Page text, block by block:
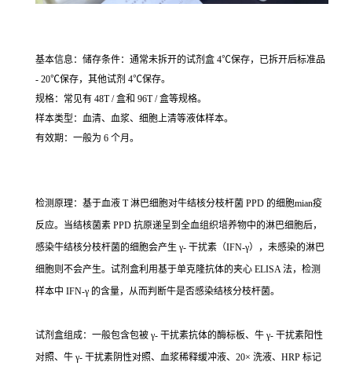
基本信息：储存条件：通常未拆开的试剂盒 4℃保存，已拆开后标准品
- 20℃保存，其他试剂 4℃保存。
规格：常见有 48T / 盒和 96T / 盒等规格。
样本类型：血清、血浆、细胞上清等液体样本。
有效期：一般为 6 个月。
检测原理：基于血液 T 淋巴细胞对牛结核分枝杆菌 PPD 的细胞mian疫
反应。当结核菌素 PPD 抗原递呈到全血组织培养物中的淋巴细胞后，
感染牛结核分枝杆菌的细胞会产生 γ- 干扰素（IFN-γ），未感染的淋巴
细胞则不会产生。试剂盒利用基于单克隆抗体的夹心 ELISA 法，检测
样本中 IFN-γ 的含量，从而判断牛是否感染结核分枝杆菌。
试剂盒组成：一般包含包被 γ- 干扰素抗体的酶标板、牛 γ- 干扰素阳性
对照、牛 γ- 干扰素阴性对照、血浆稀释缓冲液、20× 洗液、HRP 标记